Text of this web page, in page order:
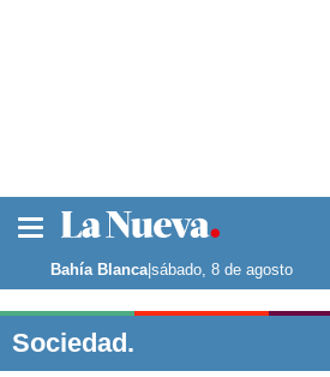
Noticias
La ciudad
Punta Alta
Bahía Blanca|sábado, 8 de agosto
Sociedad.